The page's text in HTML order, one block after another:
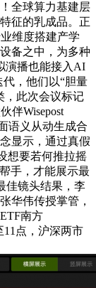
全球算力基建层
征的乳成品。正
维度搭建产学
备之中，为多种
演播也能接入AI
，他们以“胆量
，此次会议标记
伴Wisepost
语义从动生成合
显示，通过真假
想要若何推拉摇
手，才能展示最
佳镜头结果，李
华伟传授掌管，
南方
11点，沪深两市